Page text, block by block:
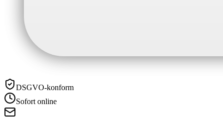
DSGVO-konform
Sofort online